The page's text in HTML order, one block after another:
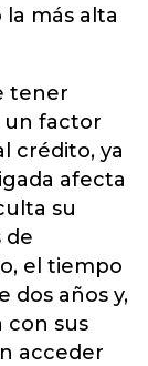
la más alta
tener
un factor
crédito, ya
afecta
su
de
el tiempo
dos años y,
con sus
acceder